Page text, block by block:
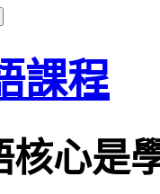
課程
核心是